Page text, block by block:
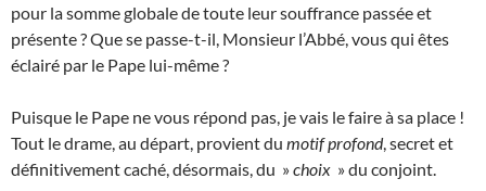
pour la somme globale de toute leur souffrance passée et
présente ? Que se passe-t-il, Monsieur l’Abbé, vous qui êtes
éclairé par le Pape lui-même ?
Puisque le Pape ne vous répond pas, je vais le faire à sa place !
Tout le drame, au départ, provient du motif profond, secret et
définitivement caché, désormais, du »choix » du conjoint.